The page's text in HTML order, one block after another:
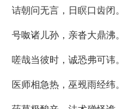
诘朝问无言，日瞑口齿闭。
号呶诸儿孙，亲沓大鼎沸。
嗟哉当彼时，诚恐弗可讳。
医师相急热，巫覡雨经纬。